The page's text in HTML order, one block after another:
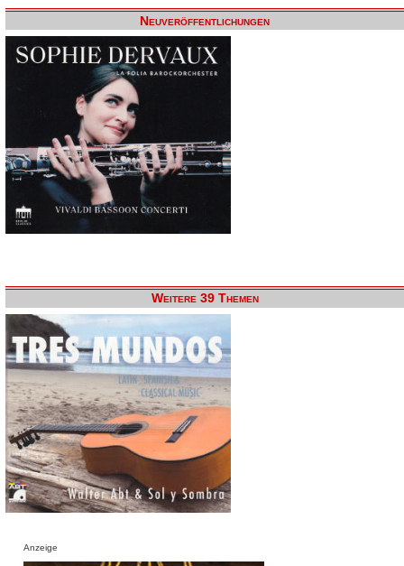
Neuveröffentlichungen
Weitere 39 Themen
Anzeige